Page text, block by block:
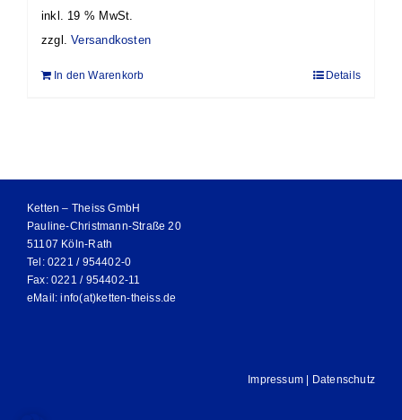
inkl. 19 % MwSt.
zzgl.Versandkosten
In den Warenkorb Details
Ketten – Theiss GmbH
Pauline-Christmann-Straße 20
51107 Köln-Rath
Tel: 0221 / 954402-0
Fax: 0221 / 954402-11
eMail:info(at)ketten-theiss.de
Impressum | Datenschutz